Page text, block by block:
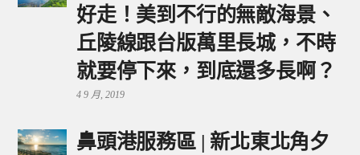
好走！美到不行的無敵海景、
丘陵線跟台版萬里長城，不時
就要停下來，到底還多長啊？
4 9 月, 2019
鼻頭港服務區 | 新北東北角夕